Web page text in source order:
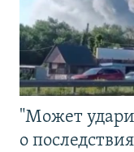
"Может
о